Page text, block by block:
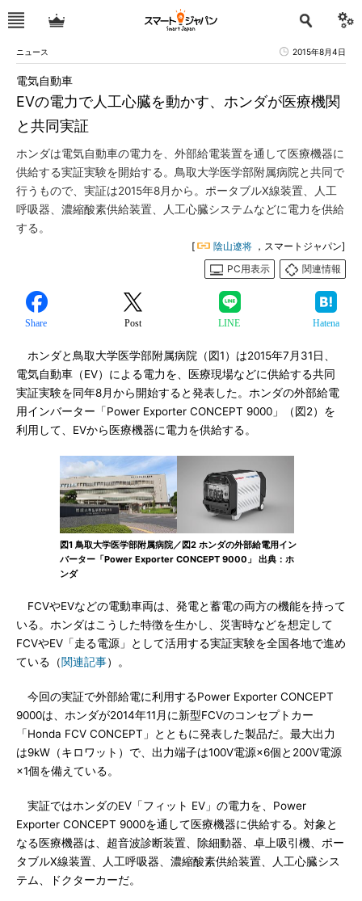
ニュース 2015年8月4日
EVの電力で人工心臓を動かす、ホンダが医療機関
と共同実証
電気自動車
ホンダは電気自動車の電力を、外部給電装置を通して医療機器に
供給する実証実験を開始する。鳥取大学医学部附属病院と共同で
行うもので、実証は2015年8月から。ポータブルX線装置、人工
呼吸器、濃縮酸素供給装置、人工心臓システムなどに電力を供給
する。
[ 陰山遼将 ，スマートジャパン]
PC用表示
関連情報
Share Post LINE Hatena
ホンダと鳥取大学医学部附属病院（図1）は2015年7月31日、
電気自動車（EV）による電力を、医療現場などに供給する共同
実証実験を同年8月から開始すると発表した。ホンダの外部給電
用インバーター「Power Exporter CONCEPT 9000」（図2）を
利用して、EVから医療機器に電力を供給する。
図1 鳥取大学医学部附属病院／図2 ホンダの外部給電用イン
バーター「Power Exporter CONCEPT 9000」 出典：ホ
ンダ
FCVやEVなどの電動車両は、発電と蓄電の両方の機能を持って
いる。ホンダはこうした特徴を生かし、災害時などを想定して
FCVやEV「走る電源」として活用する実証実験を全国各地で進め
ている（関連記事）。
今回の実証で外部給電に利用するPower Exporter CONCEPT
9000は、ホンダが2014年11月に新型FCVのコンセプトカー
「Honda FCV CONCEPT」とともに発表した製品だ。最大出力
は9kW（キロワット）で、出力端子は100V電源×6個と200V電源
×1個を備えている。
実証ではホンダのEV「フィット EV」の電力を、Power
Exporter CONCEPT 9000を通して医療機器に供給する。対象と
なる医療機器は、超音波診断装置、除細動器、卓上吸引機、ポー
タブルX線装置、人工呼吸器、濃縮酸素供給装置、人工心臓シス
テム、ドクターカーだ。